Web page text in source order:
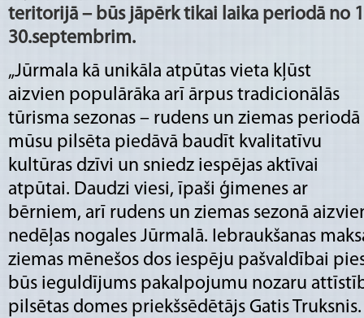
teritorijā – būs jāpērk tikai laika periodā no
30.septembrim.
„Jūrmala kā unikāla atpūtas vieta kļūst
aizvien populārāka arī ārpus tradicionālās
tūrisma sezonas – rudens un ziemas periodā
mūsu pilsēta piedāvā baudīt kvalitatīvu
kultūras dzīvi un sniedz iespējas aktīvai
atpūtai. Daudzi viesi, īpaši ģimenes ar
bērniem, arī rudens un ziemas sezonā
nedēļas nogales Jūrmalā. Iebraukšanas
ziemas mēnešos dos iespēju pašvaldībai
būs ieguldījums pakalpojumu nozaru
pilsētas domes priekšsēdētājs Gatis Truksnis.